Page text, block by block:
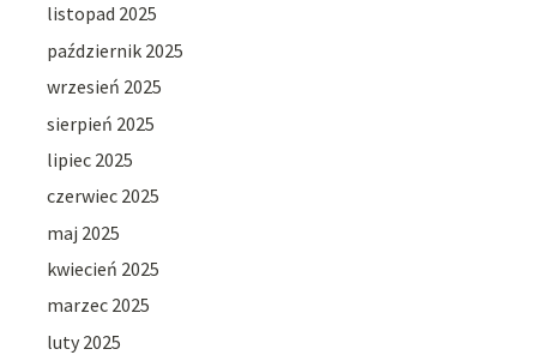
listopad 2025
październik 2025
wrzesień 2025
sierpień 2025
lipiec 2025
czerwiec 2025
maj 2025
kwiecień 2025
marzec 2025
luty 2025